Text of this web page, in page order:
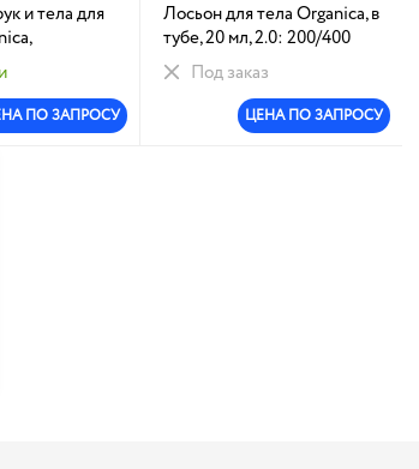
и тела для
мл: 1/20
ПО ЗАПРОСУ
Лосьон для тела Organica, в
тубе, 20 мл, 2.0: 200/400
Под заказ
ЦЕНА ПО ЗАПРОСУ